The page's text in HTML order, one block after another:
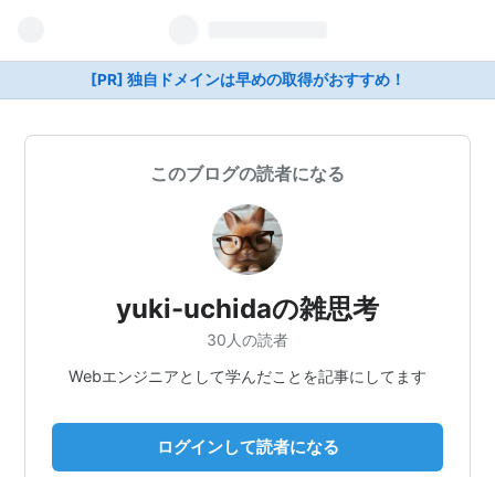
[PR] 独自ドメインは早めの取得がおすすめ！
このブログの読者になる
yuki-uchidaの雑思考
30人の読者
Webエンジニアとして学んだことを記事にしてます
ログインして読者になる